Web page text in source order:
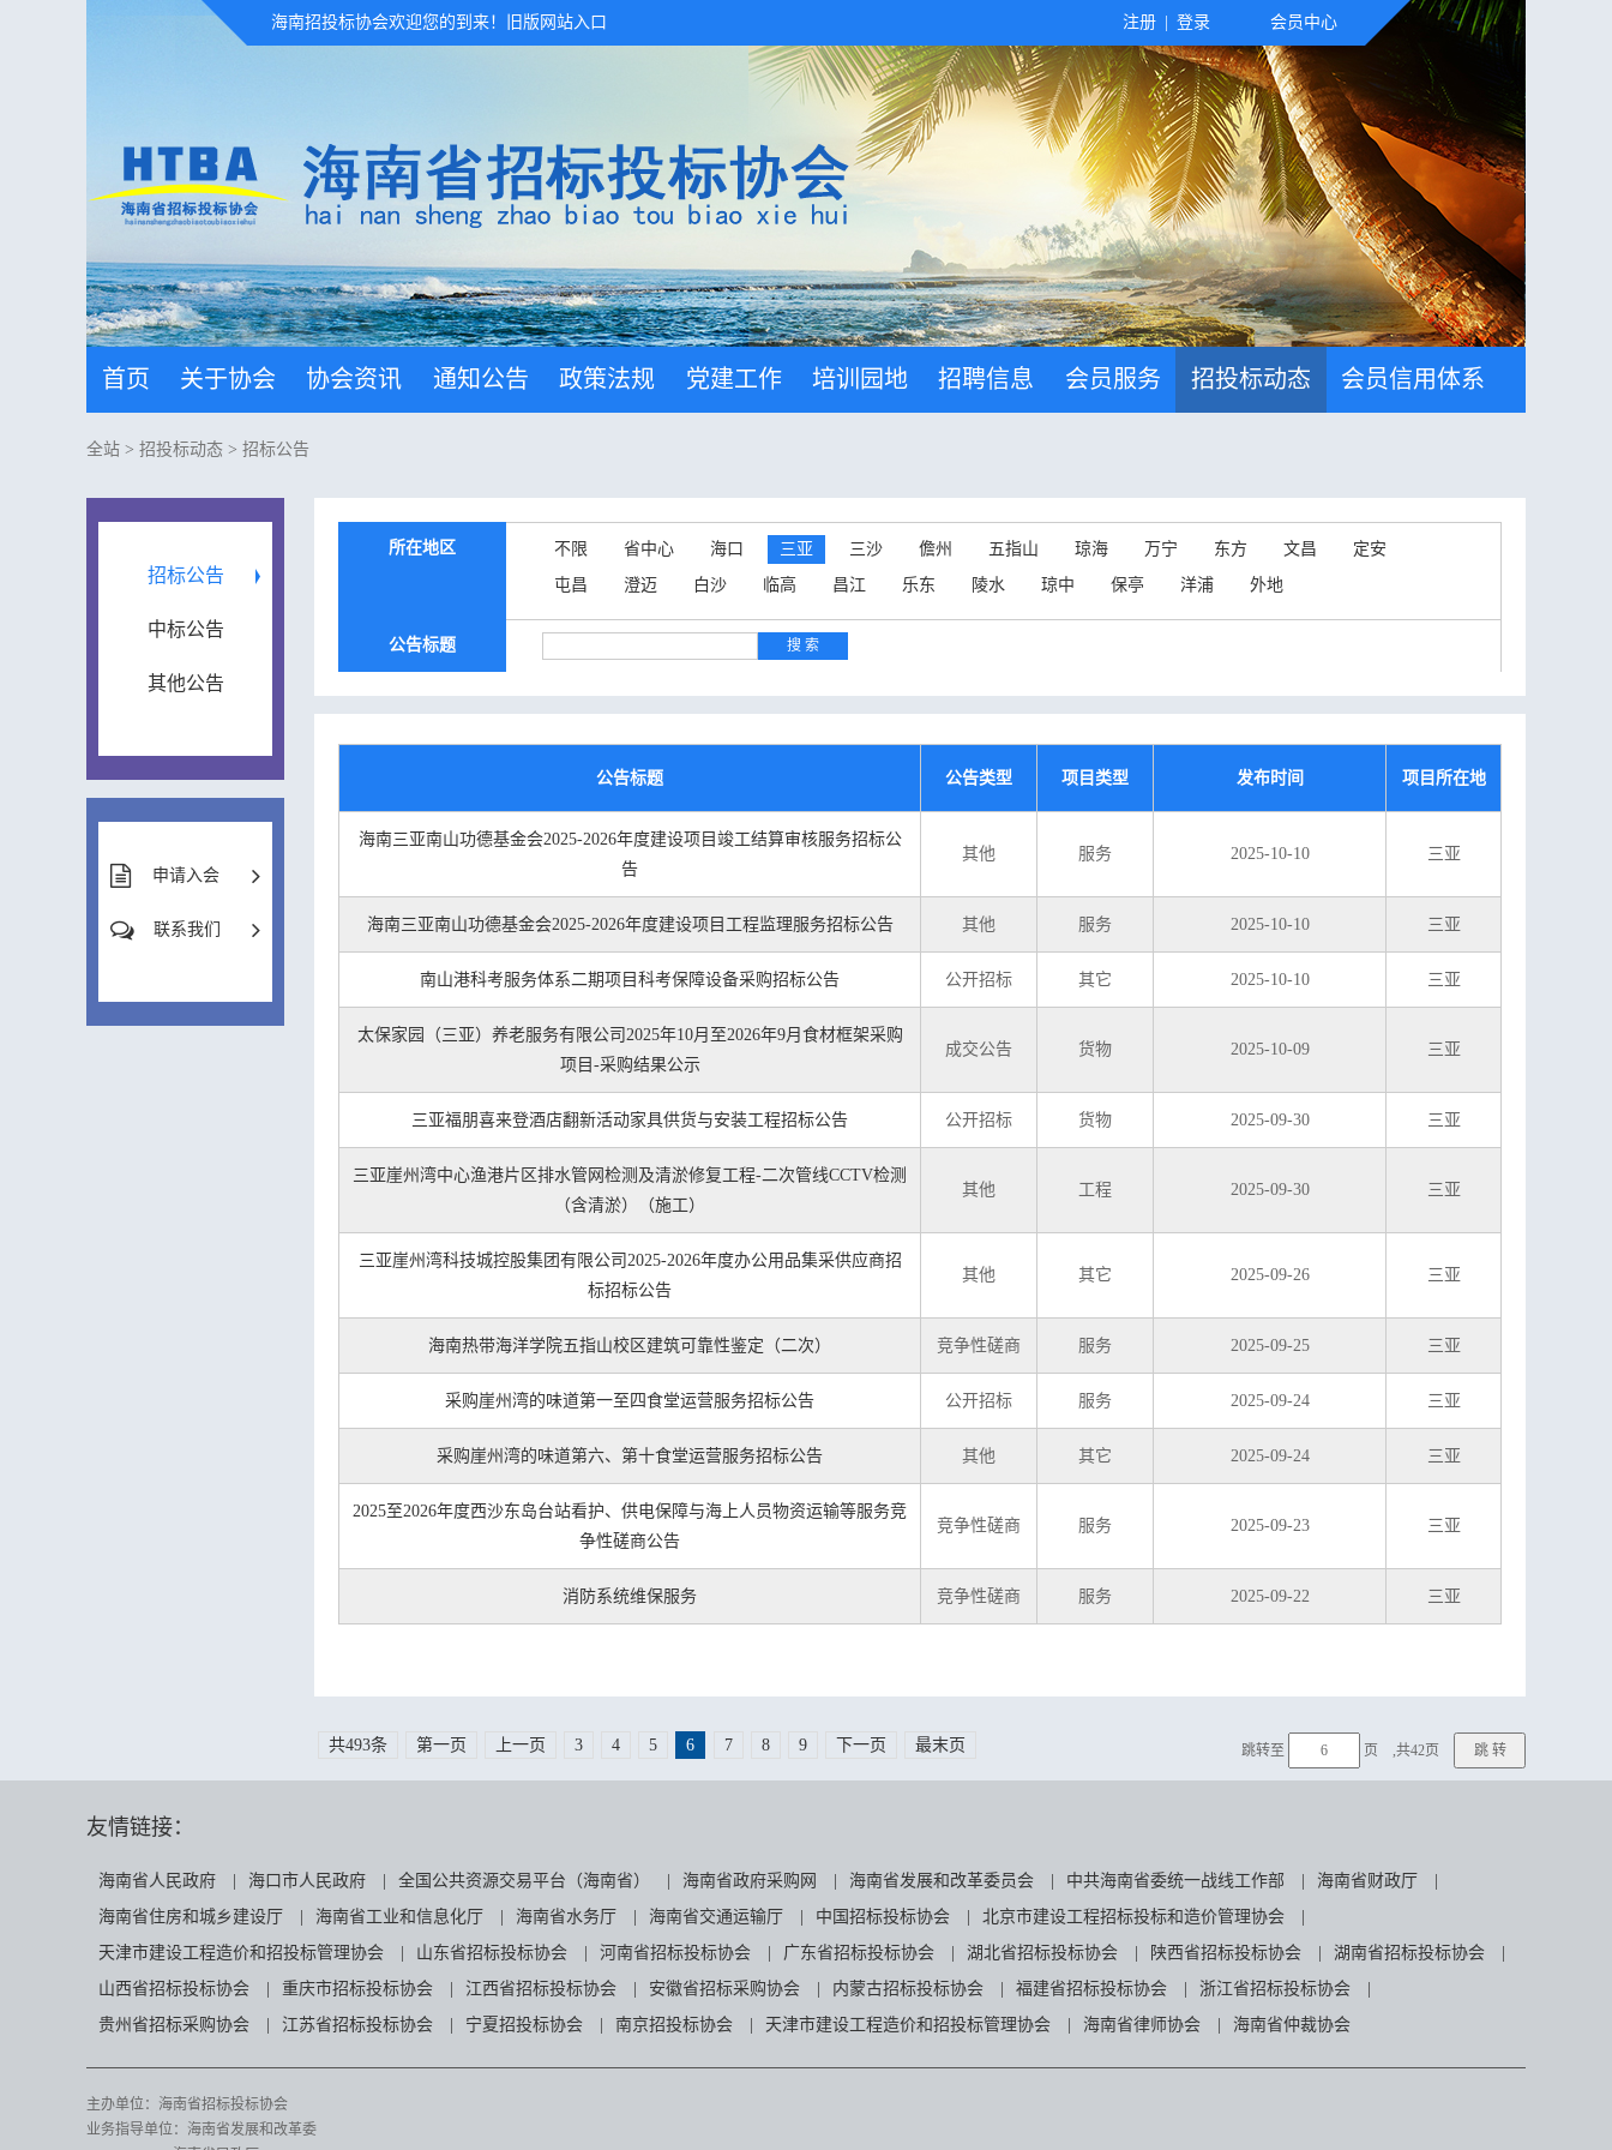
海南招投标协会欢迎您的到来！ 旧版网站入口 注册 登录 会员中心
首页 关于协会 协会资讯 通知公告 政策法规 党建工作 培训园地 招聘信息 会员服务 招投标动态 会员信用体系
全站 > 招投标动态 > 招标公告
招标公告
中标公告
其他公告
申请入会
联系我们
所在地区 不限 省中心 海口 三亚 三沙 儋州 五指山 琼海 万宁 东方 文昌
定安
屯昌
澄迈 白沙 临高 昌江 乐东 陵水 琼中 保亭 洋浦 外地
公告标题
公告标题 公告类型 项目类型 发布时间 项目所在地
海南三亚南山功德基金会2025-2026年度建设项目竣工结算审核服务​招标公
告
其他 服务 2025-10-10 三亚
海南三亚南山功德基金会2025-2026年度建设项目工程监理服务招标公告 其他 服务 2025-10-10 三亚
南山港科考服务体系二期项目科考保障设备采购招标公告 公开招标 其它 2025-10-10 三亚
太保家园（三亚）养老服务有限公司2025年10月至2026年9月食材框架采购
项目-采购结果公示
成交公告 货物 2025-10-09 三亚
三亚福朋喜来登酒店翻新活动家具供货与安装工程招标公告 公开招标 货物 2025-09-30 三亚
三亚崖州湾中心渔港片区排水管网检测及清淤修复工程-二次管线CCTV检测
（含清淤）（施工）
其他 工程 2025-09-30 三亚
三亚崖州湾科技城控股集团有限公司2025-2026年度办公用品集采供应商招
标招标公告
其他 其它 2025-09-26 三亚
海南热带海洋学院五指山校区建筑可靠性鉴定（二次） 竞争性磋商 服务 2025-09-25 三亚
采购崖州湾的味道第一至四食堂运营服务招标公告 公开招标 服务 2025-09-24 三亚
采购崖州湾的味道第六、第十食堂运营服务招标公告 其他 其它 2025-09-24 三亚
2025至2026年度西沙东岛台站看护、供电保障与海上人员物资运输等服务竞
争性磋商公告
竞争性磋商 服务 2025-09-23 三亚
消防系统维保服务 竞争性磋商 服务 2025-09-22 三亚
共493条 第一页 上一页 3 4 5 6 7 8 9 下一页 最末页 跳转至 页 ,共42页
友情链接：
海南省人民政府 海口市人民政府 全国公共资源交易平台（海南省） 海南省政府采购网 海南省发展和改革委员会 中共海南省委统一战线工作部 海南省财政厅
海南省住房和城乡建设厅
海南省工业和信息化厅 海南省水务厅 海南省交通运输厅 中国招标投标协会 北京市建设工程招标投标和造价管理协会
天津市建设工程造价和招投标管理协会
山东省招标投标协会 河南省招标投标协会 广东省招标投标协会 湖北省招标投标协会 陕西省招标投标协会 湖南省招标投标协会
山西省招标投标协会
重庆市招标投标协会 江西省招标投标协会 安徽省招标采购协会 内蒙古招标投标协会 福建省招标投标协会 浙江省招标投标协会
贵州省招标采购协会
江苏省招标投标协会 宁夏招投标协会 南京招投标协会 天津市建设工程造价和招投标管理协会 海南省律师协会 海南省仲裁协会
主办单位：海南省招标投标协会
业务指导单位：海南省发展和改革委